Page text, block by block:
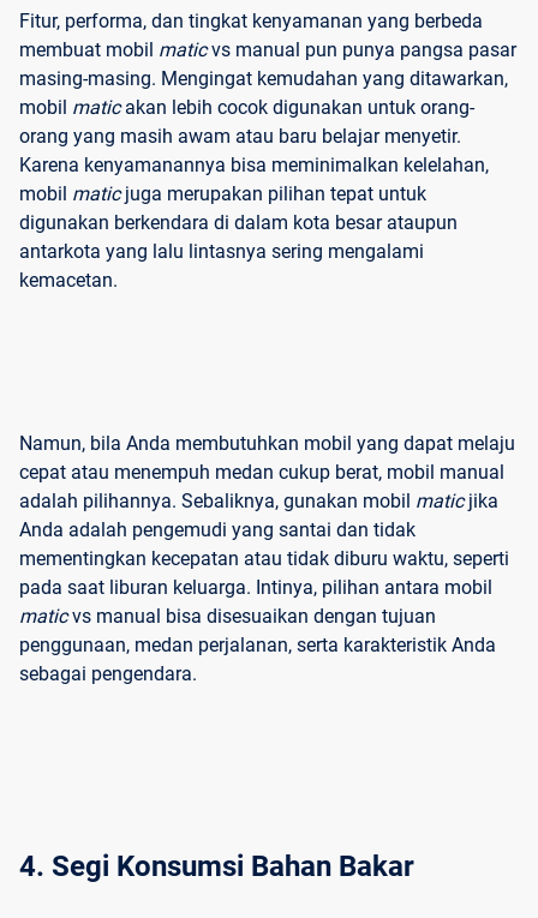
Fitur, performa, dan tingkat kenyamanan yang berbeda
membuat mobil maticvs manual pun punya pangsa pasar
masing-masing. Mengingat kemudahan yang ditawarkan,
mobil maticakan lebih cocok digunakan untuk orang-
orang yang masih awam atau baru belajar menyetir.
Karena kenyamanannya bisa meminimalkan kelelahan,
mobil maticjuga merupakan pilihan tepat untuk
digunakan berkendara di dalam kota besar ataupun
antarkota yang lalu lintasnya sering mengalami
kemacetan.
Namun, bila Anda membutuhkan mobil yang dapat melaju
cepat atau menempuh medan cukup berat, mobil manual
adalah pilihannya. Sebaliknya, gunakan mobil maticjika
Anda adalah pengemudi yang santai dan tidak
mementingkan kecepatan atau tidak diburu waktu, seperti
pada saat liburan keluarga. Intinya, pilihan antara mobil
maticvs manual bisa disesuaikan dengan tujuan
penggunaan, medan perjalanan, serta karakteristik Anda
sebagai pengendara.
4. Segi Konsumsi Bahan Bakar